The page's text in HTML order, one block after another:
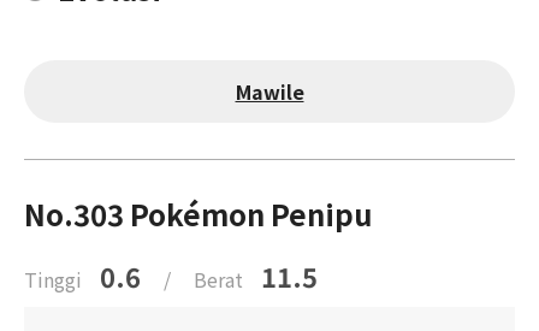
Mawile
No.303 Pokémon Penipu
Tinggi 0.6 / Berat 11.5